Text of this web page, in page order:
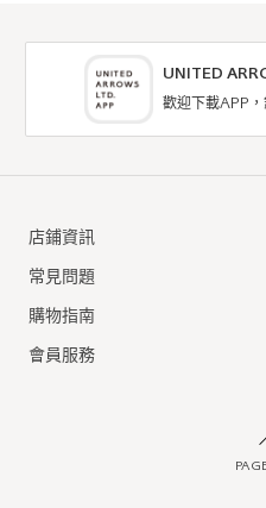
UNITED
歡迎下載APP
店鋪資訊
常見問題
購物指南
會員服務